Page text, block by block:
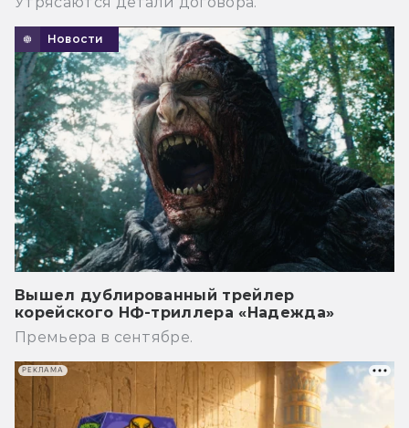
Новости
Вышел дублированный трейлер
корейского НФ-триллера «Надежда»
Премьера в сентябре.
РЕКЛАМА